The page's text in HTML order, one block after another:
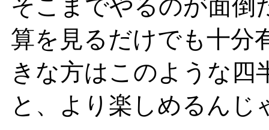
そこまでやるのが面倒
算を見るだけでも十分
きな方はこのような四
と、より楽しめるんじ